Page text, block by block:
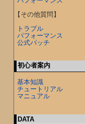
【その他質問】
トラブル
パフォーマンス
公式パッチ
初心者案内
基本知識
チュートリアル
マニュアル
DATA